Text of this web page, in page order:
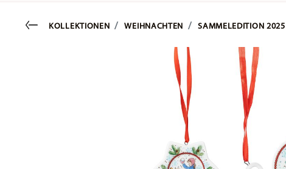
Go backKOLLEKTIONEN WEIHNACHTEN SAMMELEDITION 2025